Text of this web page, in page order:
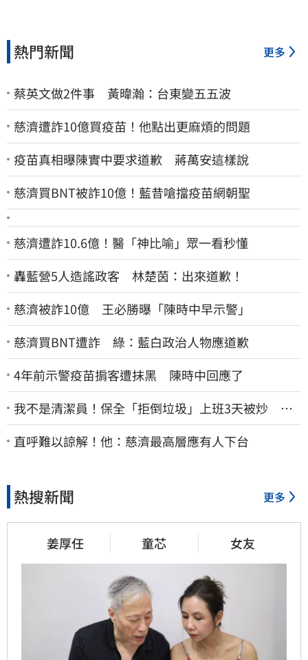
熱門新聞 更多
蔡英文做2件事 黃暐瀚：台東變五五波
慈濟遭詐10億買疫苗！他點出更麻煩的問題
疫苗真相曝陳實中要求道歉 蔣萬安這樣說
慈濟買BNT被詐10億！藍昔嗆擋疫苗網朝聖
慈濟遭詐10.6億！醫「神比喻」眾一看秒懂
轟藍營5人造謠政客 林楚茵：出來道歉！
慈濟被詐10億 王必勝曝「陳時中早示警」
慈濟買BNT遭詐 綠：藍白政治人物應道歉
4年前示警疫苗掮客遭抹黑 陳時中回應了
我不是清潔員！保全「拒倒垃圾」上班3天被炒 找
法院討公道結果出爐
直呼難以諒解！他：慈濟最高層應有人下台
熱搜新聞 更多
姜厚任 童芯 女友